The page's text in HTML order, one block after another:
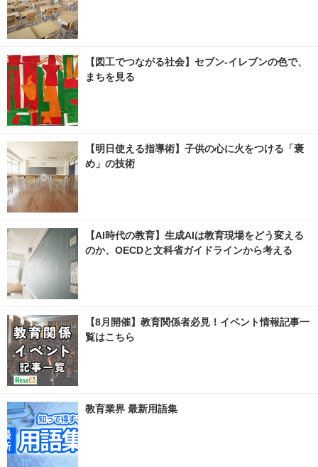
【図工でつながる社会】セブン‐イレブンの色で、
まちを見る
【明日使える指導術】子供の心に火をつける「褒
め」の技術
【AI時代の教育】生成AIは教育現場をどう変える
のか、OECDと文科省ガイドラインから考える
【8月開催】教育関係者必見！イベント情報記事一
覧はこちら
教育業界 最新用語集